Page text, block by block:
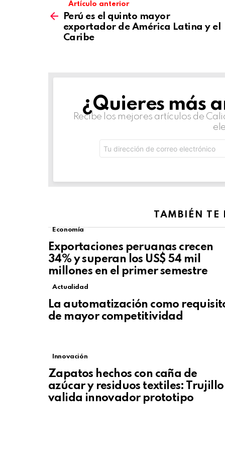
Artículo anterior
Perú es el quinto mayor
exportador de América Latina y el
Caribe
NEWSLETTER
¿Quieres más
Recibe los mejores artículos de
de
correo
TAMBIÉN TE
Economía
Exportaciones peruanas crecen
34% y superan los US$ 54 mil
millones en el primer semestre
Actualidad
La automatización como
de mayor competitividad
Innovación
Zapatos hechos con caña de
azúcar y residuos textiles: Trujillo
valida innovador prototipo